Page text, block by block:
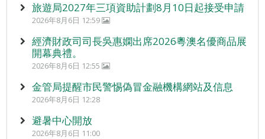
旅遊局2027年三項資助計劃8月10日起接受申請
2026年8月6日 12:59
經濟財政司司長吳惠嫻出席2026粵澳名優商品展
開幕典禮。
2026年8月6日 12:55
金管局提醒市民警惕偽冒金融機構網站及信息
2026年8月6日 12:28
避暑中心開放
2026年8月6日 11:00